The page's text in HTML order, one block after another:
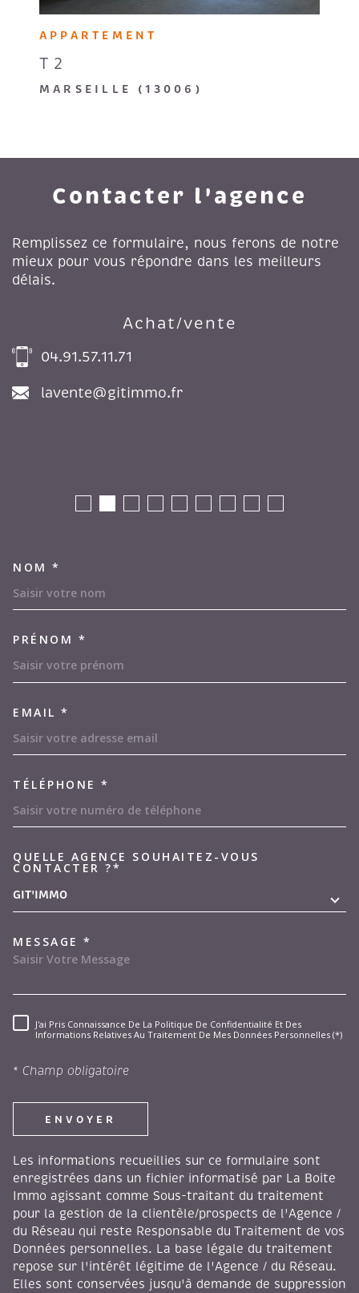
APPARTEMENT
T2
MARSEILLE (13006)
Contacter l'agence
Remplissez ce formulaire, nous ferons de notre
mieux pour vous répondre dans les meilleurs
délais.
Achat/vente
04.91.57.11.71
lavente@gitimmo.fr
NOM *
PRÉNOM *
EMAIL *
TÉLÉPHONE *
QUELLE AGENCE SOUHAITEZ-VOUS
CONTACTER ?*
GIT'IMMO
MESSAGE *
RÈGLEMENTATION
J'ai Pris Connaissance De La Politique De Confidentialité Et Des
Informations Relatives Au Traitement De Mes Données Personnelles (*)
* Champ obligatoire
ENVOYER
Les informations recueillies sur ce formulaire sont
enregistrées dans un fichier informatisé par La Boite
Immo agissant comme Sous-traitant du traitement
pour la gestion de la clientèle/prospects de l'Agence /
du Réseau qui reste Responsable du Traitement de vos
Données personnelles. La base légale du traitement
repose sur l'intérêt légitime de l'Agence / du Réseau.
Elles sont conservées jusqu'à demande de suppression